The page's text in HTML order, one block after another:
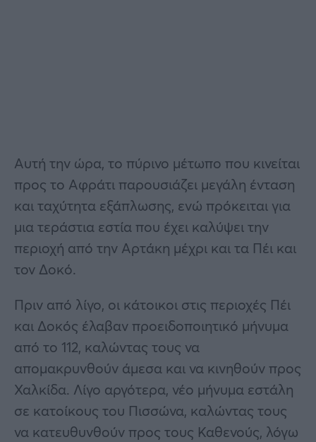
Αυτή την ώρα, το πύρινο μέτωπο που κινείται
προς το Αφράτι παρουσιάζει μεγάλη ένταση
και ταχύτητα εξάπλωσης, ενώ πρόκειται για
μια τεράστια εστία που έχει καλύψει την
περιοχή από την Αρτάκη μέχρι και τα Πέι και
τον Δοκό.
Πριν από λίγο, οι κάτοικοι στις περιοχές Πέι
και Δοκός έλαβαν προειδοποιητικό μήνυμα
από το 112, καλώντας τους να
απομακρυνθούν άμεσα και να κινηθούν προς
Χαλκίδα. Λίγο αργότερα, νέο μήνυμα εστάλη
σε κατοίκους του Πισσώνα, καλώντας τους
να κατευθυνθούν προς τους Καθενούς, λόγω